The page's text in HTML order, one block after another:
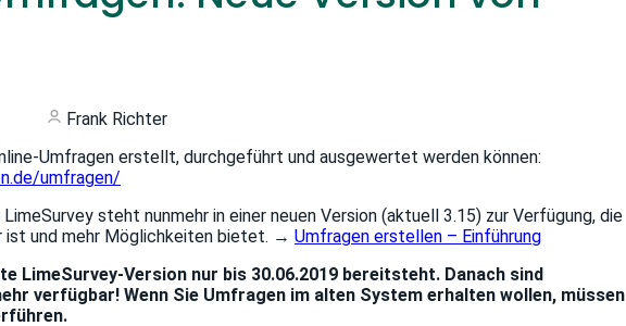
Frank Richter
Umfragen erstellt, durchgeführt und ausgewertet werden können:
umfragen/
steht nunmehr in einer neuen Version (aktuell 3.15) zur Verfügung, die
und mehr Möglichkeiten bietet. → Umfragen erstellen – Einführung
LimeSurvey-Version nur bis 30.06.2019 bereitsteht. Danach sind
verfügbar! Wenn Sie Umfragen im alten System erhalten wollen, müssen